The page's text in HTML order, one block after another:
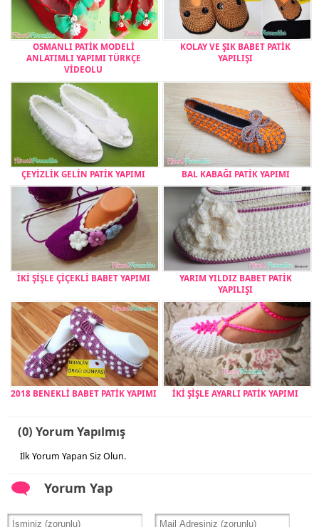
OSMANLI PATİK MODELİ
ANLATIMLI YAPIMI TÜRKÇE
VİDEOLU
KOLAY VE ŞIK BABET PATİK
YAPILIŞI
ÇEYİZLİK GELİN PATİK YAPIMI BAL KABAĞI PATİK YAPIMI
İKİ ŞİŞLE ÇİÇEKLİ BABET YAPIMI
YARIM YILDIZ BABET PATİK
YAPILIŞI
2018 BENEKLİ BABET PATİK YAPIMI İKİ ŞİŞLE AYARLI PATİK YAPIMI
(0) Yorum Yapılmış
İlk Yorum Yapan Siz Olun.
Yorum Yap